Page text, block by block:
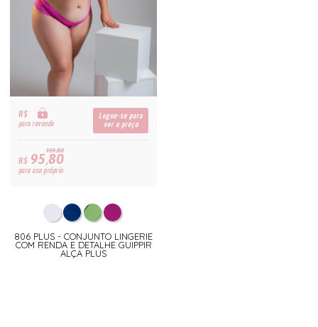
R$
para revenda
Logue-se para
ver o preço
119,80
R$95,80
para uso próprio
806 PLUS - CONJUNTO LINGERIE
COM RENDA E DETALHE GUIPPIR
ALÇA PLUS